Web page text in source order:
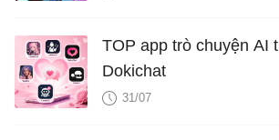
TOP app trò chuyện AI
Dokichat
31/07